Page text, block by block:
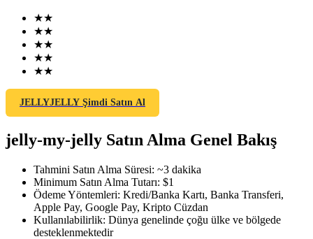
Kripto Para Vadeli İşlemleri
TradFi
Hisse senetleri, döviz, değerli metaller ve emtia türevleri
★★
★★
★★
★★
★★
JELLYJELLY Şimdi Satın Al
jelly-my-jelly Satın Alma Genel Bakış
Tahmini Satın Alma Süresi: ~3 dakika
Minimum Satın Alma Tutarı: $1
Ödeme Yöntemleri: Kredi/Banka Kartı, Banka Transferi,
Apple Pay, Google Pay, Kripto Cüzdan
Kullanılabilirlik: Dünya genelinde çoğu ülke ve bölgede
desteklenmektedir